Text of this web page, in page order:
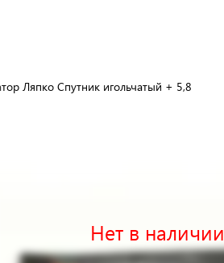
Ляпко Спутник игольчатый + 5,8
Нет в наличии